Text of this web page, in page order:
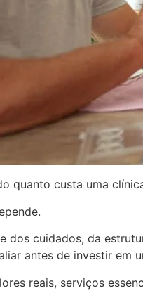
quanto custa uma
dos cuidados, da
antes de investir em
reais, serviços